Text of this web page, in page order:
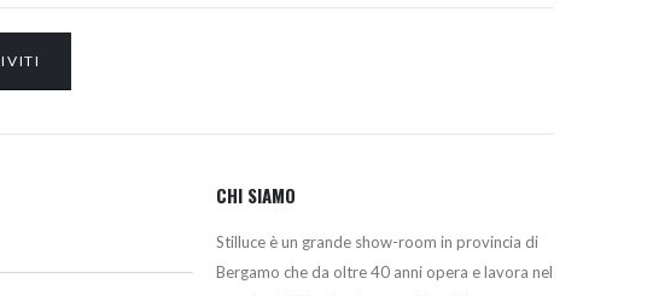
CHI SIAMO
Stilluce è un grande show-room in provincia di
Bergamo che da oltre 40 anni opera e lavora nel